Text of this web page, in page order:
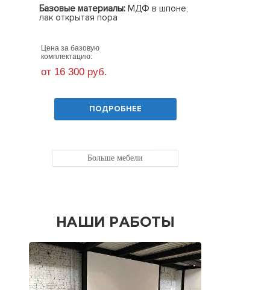
Базовые материалы: МДФ в шпоне,
лак открытая пора
Цена за базовую
комплектацию:
от 16 300 руб.
ПОДРОБНЕЕ
Больше мебели
НАШИ РАБОТЫ